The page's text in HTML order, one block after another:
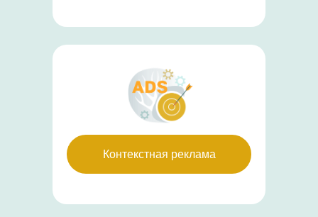
Контекстная реклама